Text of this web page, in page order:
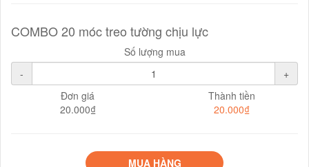
COMBO 20 móc treo tường chịu lực
Số lượng mua
-
+
Đơn giá
20.000₫
Thành tiền
20.000₫
MUA HÀNG